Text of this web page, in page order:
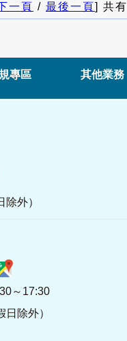
一頁 / 最後一頁] 共有
專區 其他業務
外）
～17:30
除外）